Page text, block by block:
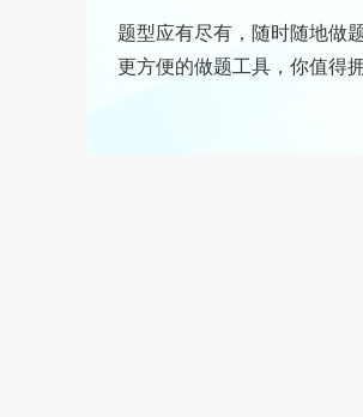
题型应有尽有，随时随地做
更方便的做题工具，你值得